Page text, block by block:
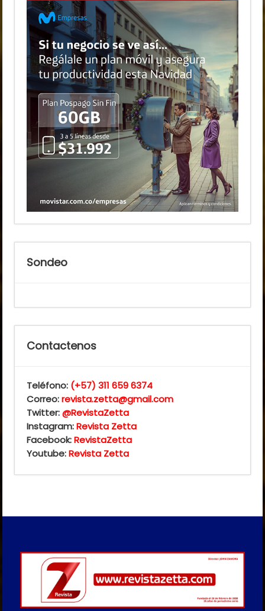
Sondeo
Contactenos
Teléfono: (+57) 311 659 6374
Correo:revista.zetta@gmail.com
Twitter:@RevistaZetta
Instagram:Revista Zetta
Facebook:RevistaZetta
Youtube:Revista Zetta